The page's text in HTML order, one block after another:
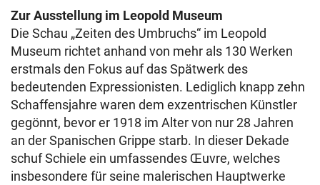
Zur Ausstellung im Leopold Museum
Die Schau „Zeiten des Umbruchs“ im Leopold
Museum richtet anhand von mehr als 130 Werken
erstmals den Fokus auf das Spätwerk des
bedeutenden Expressionisten. Lediglich knapp zehn
Schaffensjahre waren dem exzentrischen Künstler
gegönnt, bevor er 1918 im Alter von nur 28 Jahren
an der Spanischen Grippe starb. In dieser Dekade
schuf Schiele ein umfassendes Œuvre, welches
insbesondere für seine malerischen Hauptwerke